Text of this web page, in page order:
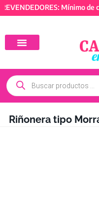
Mínimo de
Riñonera tipo